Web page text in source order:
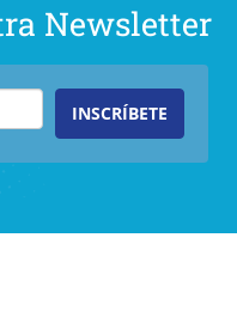
Newsletter
INSCRÍBETE